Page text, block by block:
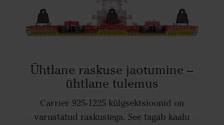
Ühtlane raskuse jaotumine –
ühtlane tulemus
Carrier 925-1225 külgsektsioonid on
varustatud raskustega. See tagab kaalu